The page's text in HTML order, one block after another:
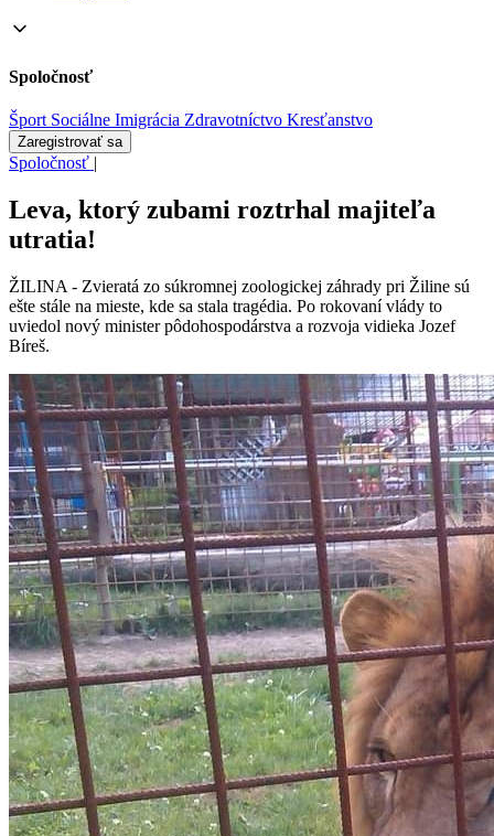
Spoločnosť
Šport Sociálne Imigrácia Zdravotníctvo Kresťanstvo
Zaregistrovať sa
Spoločnosť |
Leva, ktorý zubami roztrhal majiteľa
utratia!
ŽILINA - Zvieratá zo súkromnej zoologickej záhrady pri Žiline sú
ešte stále na mieste, kde sa stala tragédia. Po rokovaní vlády to
uviedol nový minister pôdohospodárstva a rozvoja vidieka Jozef
Bíreš.